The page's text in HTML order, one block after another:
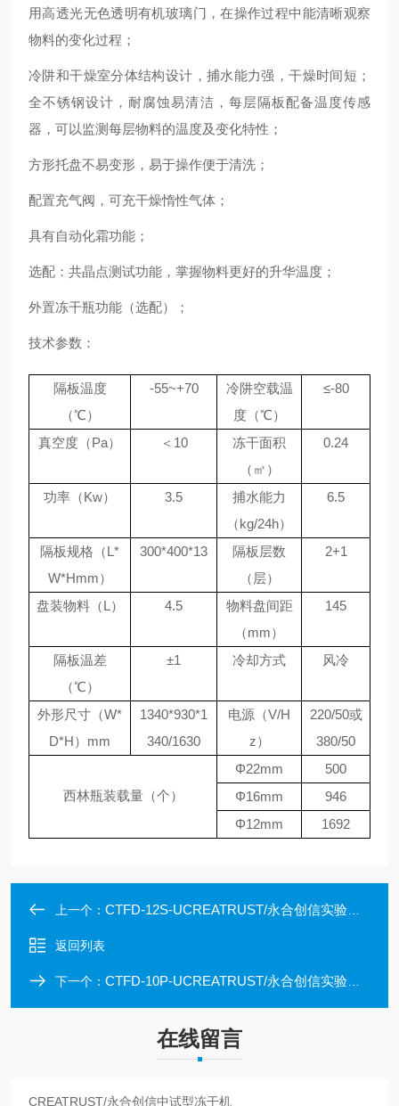
用高透光无色透明有机玻璃门，在操作过程中能清晰观察
物料的变化过程；
冷阱和干燥室分体结构设计，捕水能力强，干燥时间短；
全不锈钢设计，耐腐蚀易清洁，每层隔板配备温度传感
器，可以监测每层物料的温度及变化特性；
方形托盘不易变形，易于操作便于清洗；
配置充气阀，可充干燥惰性气体；
具有自动化霜功能；
选配：共晶点测试功能，掌握物料更好的升华温度；
外置冻干瓶功能（选配）；
技术参数：
隔板温度
（℃）
-55~+70
冷阱空载温
度（℃）
≤-80
真空度（Pa） ＜ 10
冻干面积
（㎡）
0.24
功率（Kw） 3.5
捕水能力
（kg/24h）
6.5
隔板规格（L*
W*Hmm）
300*400*13
隔板层数
（层）
2+1
盘装物料（L） 4.5
物料盘间距
（mm）
145
隔板温差
（℃）
±1 冷却方式 风冷
外形尺寸（W*
D*H）mm
1340*930*1
340/1630
电源（V/H
z）
220/50或
380/50
西林瓶装载量（个）
Φ22mm
500
Φ16mm
946
Φ12mm
1692
上一个： CTFD-12S-UCREATRUST/永合创信实验室冷冻干燥机
返回列表
下一个： CTFD-10P-UCREATRUST/永合创信实验室冷冻干燥机
在线留言